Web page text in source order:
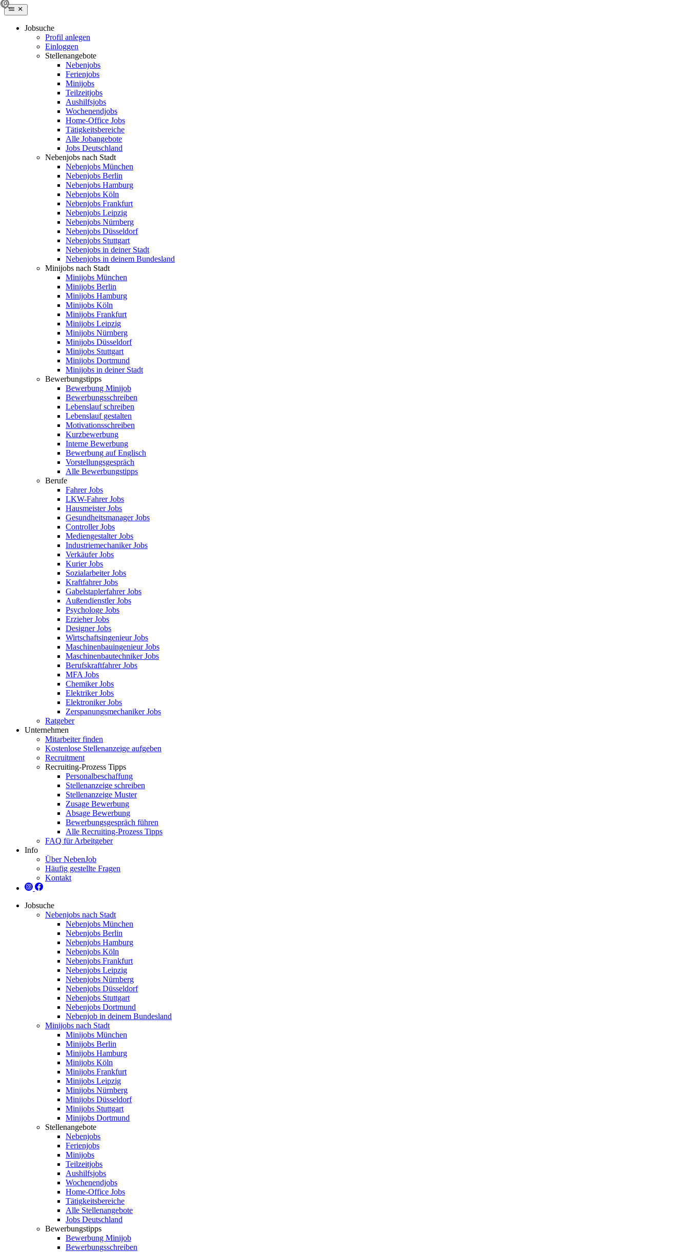
Jobsuche
Profil anlegen
Einloggen
Stellenangebote
Nebenjobs
Ferienjobs
Minijobs
Teilzeitjobs
Aushilfsjobs
Wochenendjobs
Home-Office Jobs
Tätigkeitsbereiche
Alle Jobangebote
Jobs Deutschland
Nebenjobs nach Stadt
Nebenjobs München
Nebenjobs Berlin
Nebenjobs Hamburg
Nebenjobs Köln
Nebenjobs Frankfurt
Nebenjobs Leipzig
Nebenjobs Nürnberg
Nebenjobs Düsseldorf
Nebenjobs Stuttgart
Nebenjobs in deiner Stadt
Nebenjobs in deinem Bundesland
Minijobs nach Stadt
Minijobs München
Minijobs Berlin
Minijobs Hamburg
Minijobs Köln
Minijobs Frankfurt
Minijobs Leipzig
Minijobs Nürnberg
Minijobs Düsseldorf
Minijobs Stuttgart
Minijobs Dortmund
Minijobs in deiner Stadt
Bewerbungstipps
Bewerbung Minijob
Bewerbungsschreiben
Lebenslauf schreiben
Lebenslauf gestalten
Motivationsschreiben
Kurzbewerbung
Interne Bewerbung
Bewerbung auf Englisch
Vorstellungsgespräch
Alle Bewerbungstipps
Berufe
Fahrer Jobs
LKW-Fahrer Jobs
Hausmeister Jobs
Gesundheitsmanager Jobs
Controller Jobs
Mediengestalter Jobs
Industriemechaniker Jobs
Verkäufer Jobs
Kurier Jobs
Sozialarbeiter Jobs
Kraftfahrer Jobs
Gabelstaplerfahrer Jobs
Außendienstler Jobs
Psychologe Jobs
Erzieher Jobs
Designer Jobs
Wirtschaftsingenieur Jobs
Maschinenbauingenieur Jobs
Maschinenbautechniker Jobs
Berufskraftfahrer Jobs
MFA Jobs
Chemiker Jobs
Elektriker Jobs
Elektroniker Jobs
Zerspanungsmechaniker Jobs
Ratgeber
Unternehmen
Mitarbeiter finden
Kostenlose Stellenanzeige aufgeben
Recruitment
Recruiting-Prozess Tipps
Personalbeschaffung
Stellenanzeige schreiben
Stellenanzeige Muster
Zusage Bewerbung
Absage Bewerbung
Bewerbungsgespräch führen
Alle Recruiting-Prozess Tipps
FAQ für Arbeitgeber
Info
Über NebenJob
Häufig gestellte Fragen
Kontakt
Jobsuche
Nebenjobs nach Stadt
Nebenjobs München
Nebenjobs Berlin
Nebenjobs Hamburg
Nebenjobs Köln
Nebenjobs Frankfurt
Nebenjobs Leipzig
Nebenjobs Nürnberg
Nebenjobs Düsseldorf
Nebenjobs Stuttgart
Nebenjobs Dortmund
Nebenjob in deinem Bundesland
Minijobs nach Stadt
Minijobs München
Minijobs Berlin
Minijobs Hamburg
Minijobs Köln
Minijobs Frankfurt
Minijobs Leipzig
Minijobs Nürnberg
Minijobs Düsseldorf
Minijobs Stuttgart
Minijobs Dortmund
Stellenangebote
Nebenjobs
Ferienjobs
Minijobs
Teilzeitjobs
Aushilfsjobs
Wochenendjobs
Home-Office Jobs
Tätigkeitsbereiche
Alle Stellenangebote
Jobs Deutschland
Bewerbungstipps
Bewerbung Minijob
Bewerbungsschreiben